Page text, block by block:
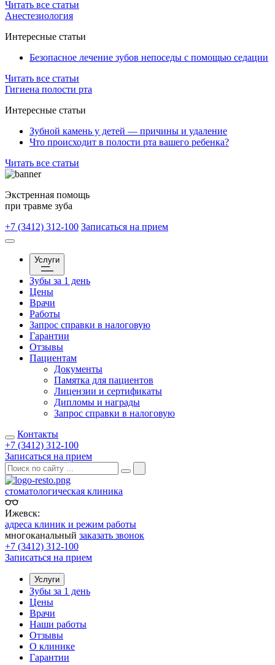
Читать все статьи
Анестезиология
Интересные статьи
Безопасное лечение зубов непоседы с помощью седации
Читать все статьи
Гигиена полости рта
Интересные статьи
Зубной камень у детей — причины и удаление
Что происходит в полости рта вашего ребенка?
Читать все статьи
Экстренная помощь
при травме зуба
+7 (3412) 312-100 Записаться на прием
Услуги
Зубы за 1 день
Цены
Врачи
Работы
Запрос справки в налоговую
Гарантии
Отзывы
Пациентам
Документы
Памятка для пациентов
Лицензии и сертификаты
Дипломы и награды
Запрос справки в налоговую
Контакты
+7 (3412) 312-100
Записаться на прием
стоматологическая клиника
Ижевск:
адреса клиник и режим работы
многоканальный заказать звонок
+7 (3412) 312-100
Записаться на прием
Услуги
Зубы за 1 день
Цены
Врачи
Наши работы
Отзывы
О клинике
Гарантии